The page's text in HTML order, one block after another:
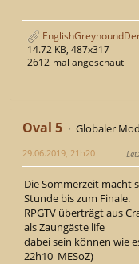
14.72 KB, 487x317
2612-mal angeschaut
Oval 5
Globaler
29.06.2019, 21h20
Die Sommerzeit
Stunde bis zum Finale.
RPGTV überträgt aus
als Zaungäste life
dabei sein können wie
22h10 MESoZ)